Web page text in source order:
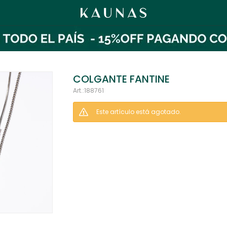
COLGANTE FANTINE
188761
Este artículo está agotado.